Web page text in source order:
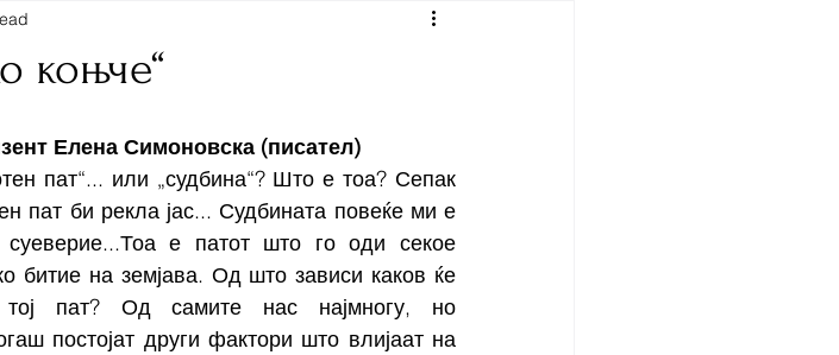
коњче“
Елена Симоновска (писател)
пат“... или „судбина“? Што е тоа? Сепак
пат би рекла јас... Судбината повеќе ми е
суеверие...Тоа е патот што го оди секое
битие на земјава. Од што зависи каков ќе
пат? Од самите нас најмногу, но
постојат други фактори што влијаат на